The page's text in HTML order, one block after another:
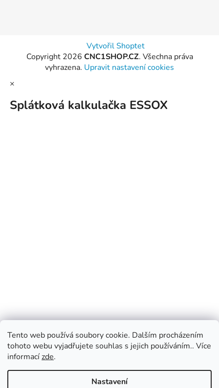
Tento web používá soubory cookie. Dalším procházením
tohoto webu vyjadřujete souhlas s jejich používáním.. Více
informacízde.
Nastavení
Vytvořil Shoptet
Copyright 2026 CNC1SHOP.CZ. Všechna práva
vyhrazena. Upravit nastavení cookies
×
Splátková kalkulačka ESSOX